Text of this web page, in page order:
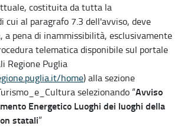
costituita da tutta la
cui al paragrafo 7.3 dell'avviso, deve
a pena di inammissibilità, esclusivamente
telematica disponibile sul portale
Regione Puglia
home) alla sezione
selezionando “Avviso
Energetico Luoghi dei luoghi della
statali”